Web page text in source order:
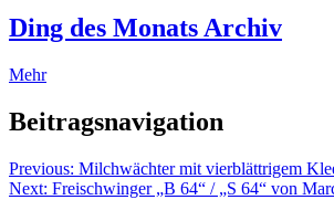
Ding des Monats Archiv
Mehr
Beitragsnavigation
Previous: Milchwächter mit vierblättrigem
Next: Freischwinger „B 64“ / „S 64“ von